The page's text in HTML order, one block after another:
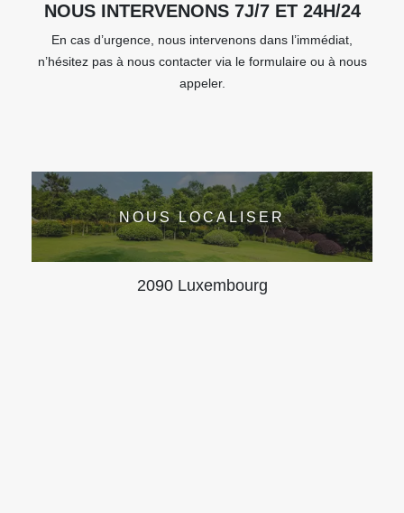
NOUS INTERVENONS 7J/7 ET 24H/24
En cas d’urgence, nous intervenons dans l’immédiat,
n’hésitez pas à nous contacter via le formulaire ou à nous
appeler.
NOUS LOCALISER
2090 Luxembourg